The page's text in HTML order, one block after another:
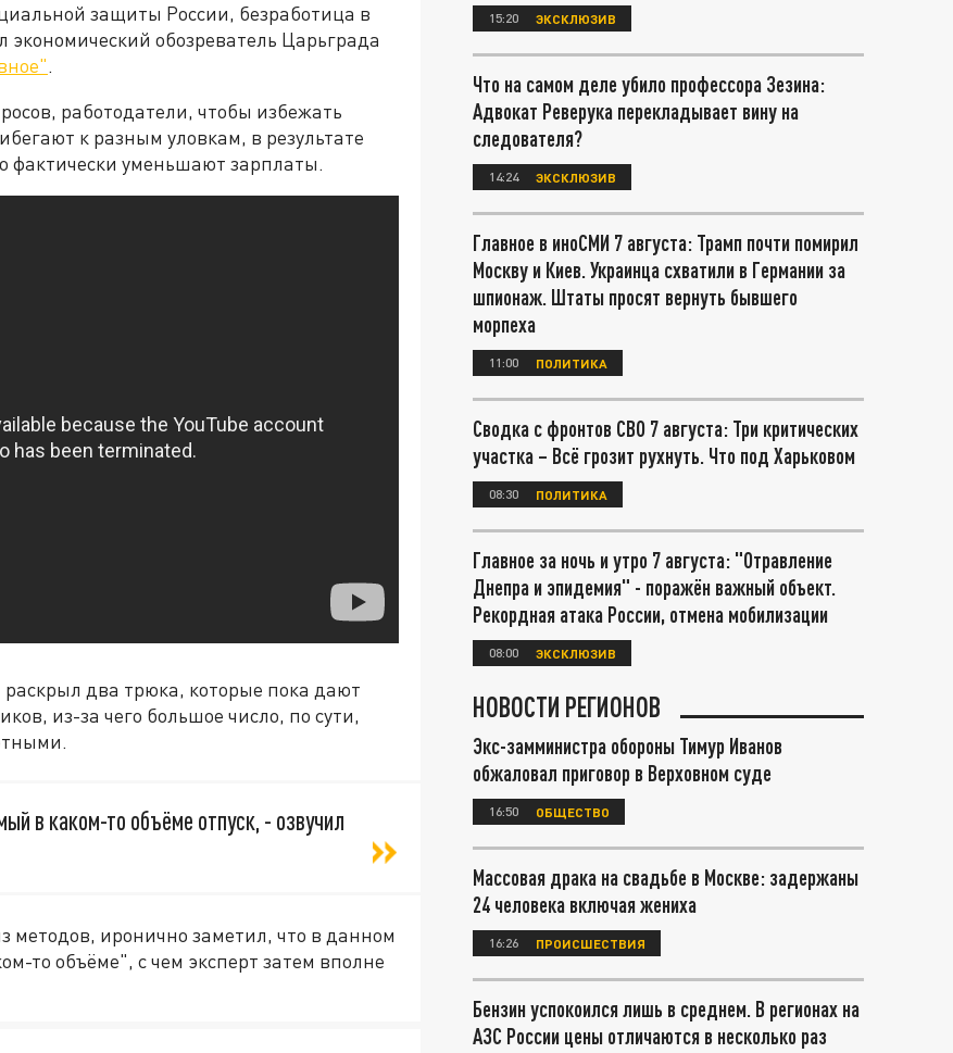
защиты России, безработица в
экономический обозреватель Царьграда
.
работодатели, чтобы избежать
к разным уловкам, в результате
фактически уменьшают зарплаты.
два трюка, которые пока дают
из-за чего большое число, по сути,
в каком-то объёме отпуск, - озвучил
иронично заметил, что в данном
то объёме", с чем эксперт затем вполне
15:20 ЭКСКЛЮЗИВ
Что на самом деле убило профессора Зезина:
Адвокат Реверука перекладывает вину на
следователя?
14:24 ЭКСКЛЮЗИВ
Главное в иноСМИ 7 августа: Трамп почти помирил
Москву и Киев. Украинца схватили в Германии за
шпионаж. Штаты просят вернуть бывшего
морпеха
11:00 ПОЛИТИКА
Сводка с фронтов СВО 7 августа: Три критических
участка – Всё грозит рухнуть. Что под Харьковом
08:30 ПОЛИТИКА
Главное за ночь и утро 7 августа: "Отравление
Днепра и эпидемия" - поражён важный объект.
Рекордная атака России, отмена мобилизации
08:00 ЭКСКЛЮЗИВ
НОВОСТИ РЕГИОНОВ
Экс-замминистра обороны Тимур Иванов
обжаловал приговор в Верховном суде
16:50 ОБЩЕСТВО
Массовая драка на свадьбе в Москве: задержаны
24 человека включая жениха
16:26 ПРОИСШЕСТВИЯ
Бензин успокоился лишь в среднем. В регионах на
АЗС России цены отличаются в несколько раз